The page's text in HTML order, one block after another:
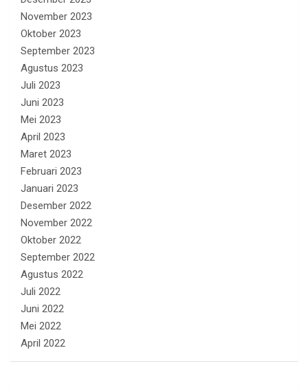
November 2023
Oktober 2023
September 2023
Agustus 2023
Juli 2023
Juni 2023
Mei 2023
April 2023
Maret 2023
Februari 2023
Januari 2023
Desember 2022
November 2022
Oktober 2022
September 2022
Agustus 2022
Juli 2022
Juni 2022
Mei 2022
April 2022